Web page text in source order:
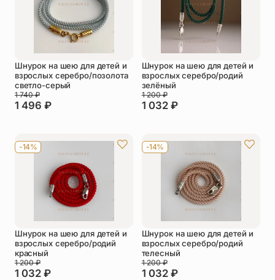
Шнурок на шею для детей и
взрослых серебро/позолота
светло-серый
1 496 ₽
1 740₽
Шнурок на шею для детей и
взрослых серебро/родий
зелёный
1 032 ₽
1 200₽
-14%
Шнурок на шею для детей и
взрослых серебро/родий
красный
1 032 ₽
1 200₽
-14%
Шнурок на шею для детей и
взрослых серебро/родий
телесный
1 032 ₽
1 200₽